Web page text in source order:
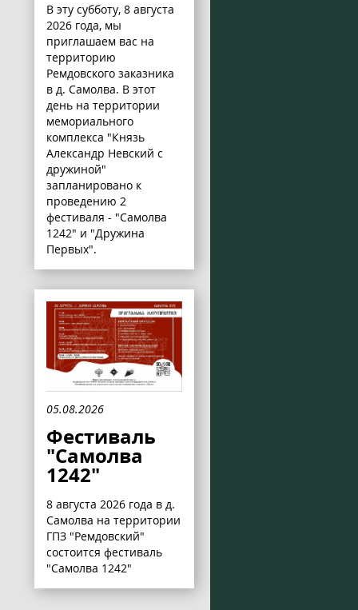
В эту субботу, 8 августа
2026 года, мы
приглашаем вас на
территорию
Ремдовского заказника
в д. Самолва. В этот
день на территории
мемориального
комплекса "Князь
Александр Невский с
дружиной"
запланировано к
проведению 2
фестиваля - "Самолва
1242" и "Дружина
Первых".
05.08.2026
Фестиваль
"Самолва
1242"
8 августа 2026 года в д.
Самолва на территории
ГПЗ "Ремдовский"
состоится фестиваль
"Самолва 1242"